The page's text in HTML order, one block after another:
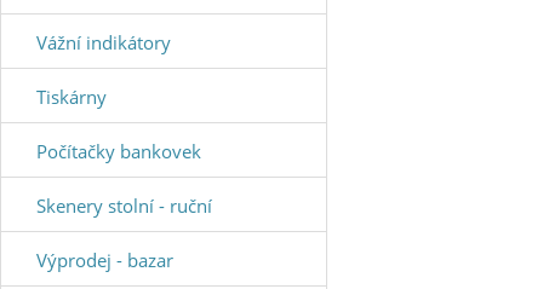
Vážní indikátory
Tiskárny
Počítačky bankovek
Skenery stolní - ruční
Výprodej - bazar